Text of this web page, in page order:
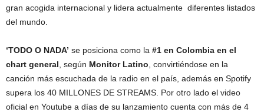
gran acogida internacional y lidera actualmente diferentes listados
del mundo.
‘TODO O NADA’ se posiciona como la #1 en Colombia en el
chart general , según Monitor Latino , convirtiéndose en la
canción más escuchada de la radio en el país, además en Spotify
supera los 40 MILLONES DE STREAMS. Por otro lado el video
oficial en Youtube a días de su lanzamiento cuenta con más de 4